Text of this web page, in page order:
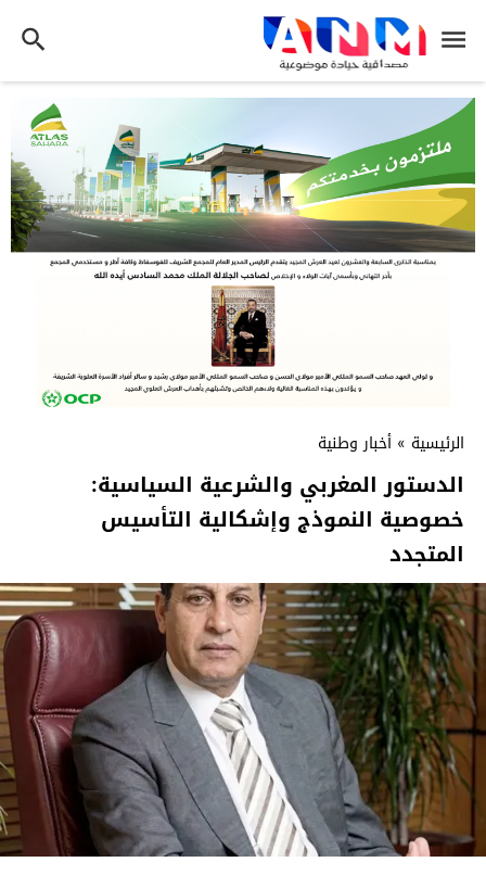
الرئيسية » أخبار وطنية
الدستور المغربي والشرعية السياسية:
خصوصية النموذج وإشكالية التأسيس
المتجدد